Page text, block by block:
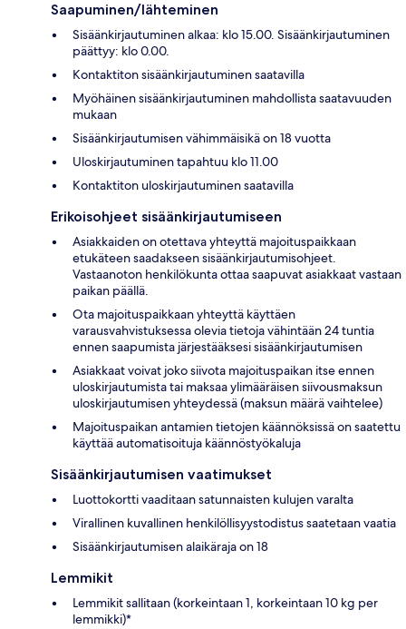
Saapuminen/lähteminen
Sisäänkirjautuminen alkaa: klo 15.00. Sisäänkirjautuminen
päättyy: klo 0.00.
Kontaktiton sisäänkirjautuminen saatavilla
Myöhäinen sisäänkirjautuminen mahdollista saatavuuden
mukaan
Sisäänkirjautumisen vähimmäisikä on 18 vuotta
Uloskirjautuminen tapahtuu klo 11.00
Kontaktiton uloskirjautuminen saatavilla
Erikoisohjeet sisäänkirjautumiseen
Asiakkaiden on otettava yhteyttä majoituspaikkaan
etukäteen saadakseen sisäänkirjautumisohjeet.
Vastaanoton henkilökunta ottaa saapuvat asiakkaat vastaan
paikan päällä.
Ota majoituspaikkaan yhteyttä käyttäen
varausvahvistuksessa olevia tietoja vähintään 24 tuntia
ennen saapumista järjestääksesi sisäänkirjautumisen
Asiakkaat voivat joko siivota majoituspaikan itse ennen
uloskirjautumista tai maksaa ylimääräisen siivousmaksun
uloskirjautumisen yhteydessä (maksun määrä vaihtelee)
Majoituspaikan antamien tietojen käännöksissä on saatettu
käyttää automatisoituja käännöstyökaluja
Sisäänkirjautumisen vaatimukset
Luottokortti vaaditaan satunnaisten kulujen varalta
Virallinen kuvallinen henkilöllisyystodistus saatetaan vaatia
Sisäänkirjautumisen alaikäraja on 18
Lemmikit
Lemmikit sallitaan (korkeintaan 1, korkeintaan 10 kg per
lemmikki)*